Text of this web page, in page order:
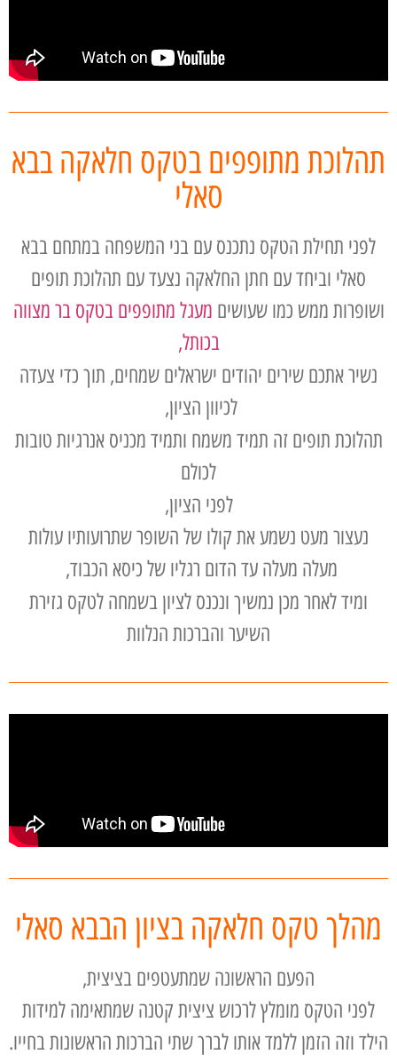
תהלוכת מתופפים בטקס חלאקה בבא
סאלי
לפני תחילת הטקס נתכנס עם בני המשפחה במתחם בבא
סאלי וביחד עם חתן החלאקה נצעד עם תהלוכת תופים
ושופרות ממש כמו שעושים מעגל מתופפים בטקס בר מצווה
בכותל,
נשיר אתכם שירים יהודים ישראלים שמחים, תוך כדי צעדה
לכיוון הציון,
תהלוכת תופים זה תמיד משמח ותמיד מכניס אנרגיות טובות
לכולם
לפני הציון,
נעצור מעט נשמע את קולו של השופר שתרועותיו עולות
מעלה מעלה עד הדום רגליו של כיסא הכבוד,
ומיד לאחר מכן נמשיך ונכנס לציון בשמחה לטקס גזירת
השיער והברכות הנלוות
מהלך טקס חלאקה בציון הבבא סאלי
הפעם הראשונה שמתעטפים בציצית,
לפני הטקס מומלץ לרכוש ציצית קטנה שמתאימה למידות
הילד וזה הזמן ללמד אותו לברך שתי הברכות הראשונות בחייו.